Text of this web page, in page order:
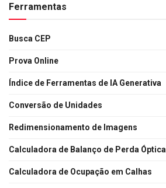
Ferramentas
Busca CEP
Prova Online
Índice de Ferramentas de IA Generativa
Conversão de Unidades
Redimensionamento de Imagens
Calculadora de Balanço de Perda Óptica
Calculadora de Ocupação em Calhas